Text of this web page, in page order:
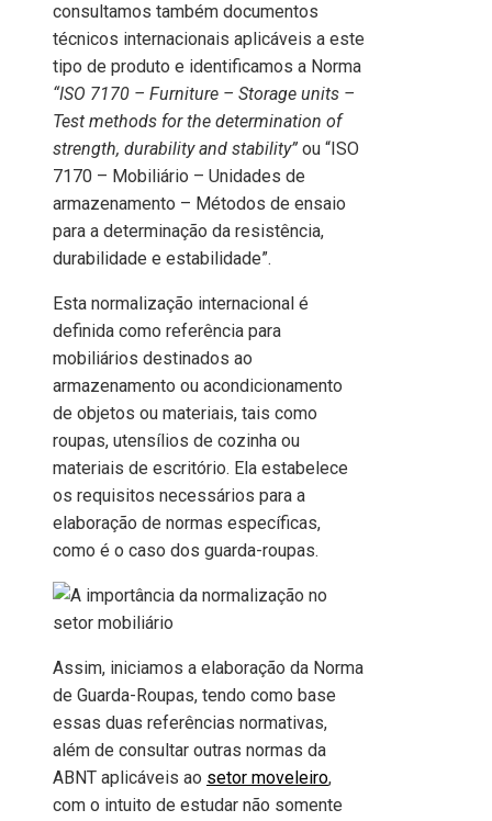
consultamos também documentos
técnicos internacionais aplicáveis a este
tipo de produto e identificamos a Norma
“ISO 7170 – Furniture – Storage units –
Test methods for the determination of
strength, durability and stability” ou “ISO
7170 – Mobiliário – Unidades de
armazenamento – Métodos de ensaio
para a determinação da resistência,
durabilidade e estabilidade”.
Esta normalização internacional é
definida como referência para
mobiliários destinados ao
armazenamento ou acondicionamento
de objetos ou materiais, tais como
roupas, utensílios de cozinha ou
materiais de escritório. Ela estabelece
os requisitos necessários para a
elaboração de normas específicas,
como é o caso dos guarda-roupas.
Assim, iniciamos a elaboração da Norma
de Guarda-Roupas, tendo como base
essas duas referências normativas,
além de consultar outras normas da
ABNT aplicáveis ao setor moveleiro,
com o intuito de estudar não somente